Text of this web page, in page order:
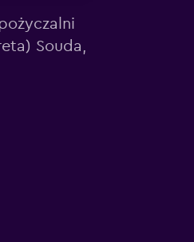
Souda,